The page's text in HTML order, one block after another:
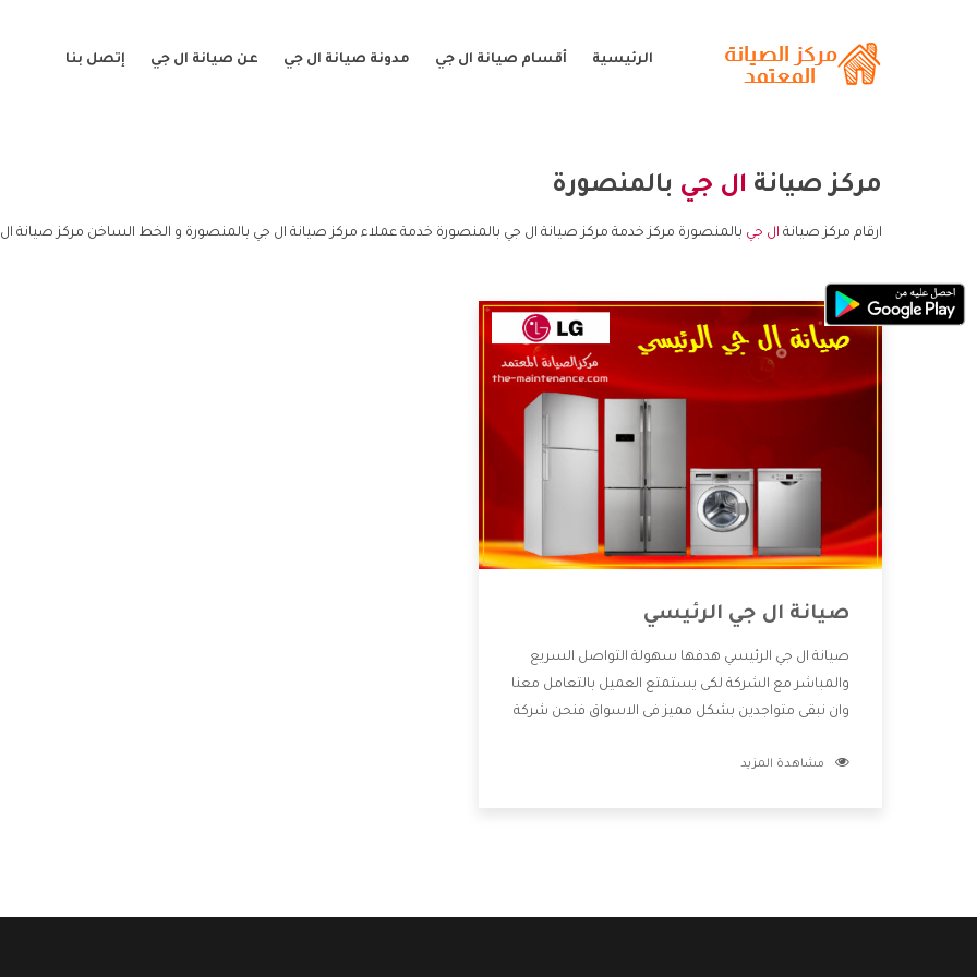
الرئيسية أقسام صيانة ال جي مدونة صيانة ال جي عن صيانة ال جي إتصل بنا
مركز صيانة ال جي بالمنصورة
ارقام مركز صيانة ال جي بالمنصورة مركز خدمة مركز صيانة ال جي بالمنصورة خدمة عملاء مركز صيانة ال جي بالمنصورة و الخط الساخن مركز صيانة
صيانة ال جي الرئيسي
صيانة ال جي الرئيسي هدفها سهولة التواصل السريع
والمباشر مع الشركة لكى يستمتع العميل بالتعامل معنا
وان نبقى متواجدين بشكل مميز فى الاسواق فنحن شركة
بالخدمات التى تنفرد الشركة بها والتى تكون منها خدمة
مشاهدة المزيد